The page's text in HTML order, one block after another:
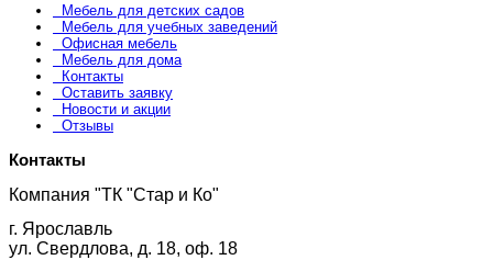
Мебель для детских садов
Мебель для учебных заведений
Офисная мебель
Мебель для дома
Контакты
Оставить заявку
Новости и акции
Отзывы
Контакты
Компания "ТК "Стар и Ко"
г. Ярославль
ул. Свердлова, д. 18, оф. 18